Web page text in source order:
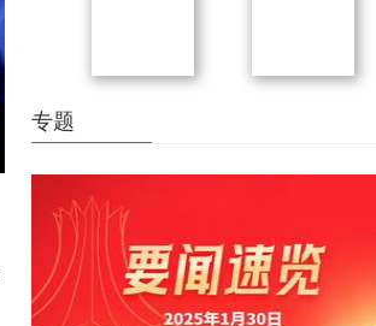
专题